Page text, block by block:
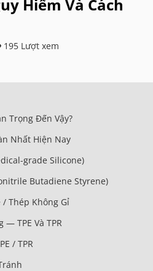
Hiểm Và Cách
195 Lượt xem
Trọng Đến Vậy?
Nhất Hiện Nay
grade Silicone)
Butadiene Styrene)
Thép Không Gỉ
— TPE Và TPR
/ TPR